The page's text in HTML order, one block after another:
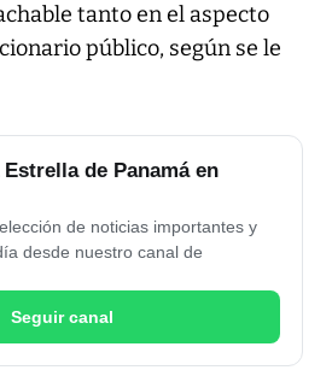
tanto en el aspecto
público, según se le
de Panamá en
de noticias importantes y
desde nuestro canal de
Seguir canal